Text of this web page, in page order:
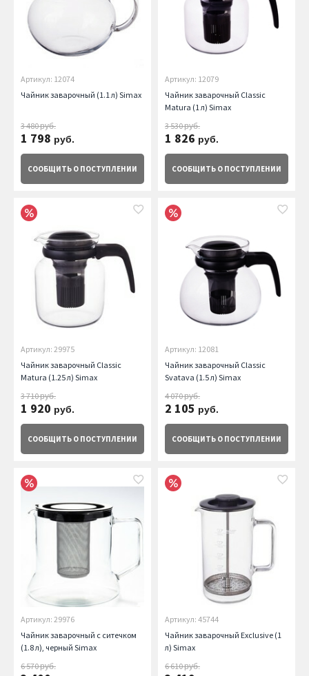
Артикул: 12074
Чайник заварочный (1.1 л) Simax
3 480руб.
1 798 руб.
СООБЩИТЬ О ПОСТУПЛЕНИИ
Артикул: 12079
Чайник заварочный Classic
Matura (1 л) Simax
3 530руб.
1 826 руб.
СООБЩИТЬ О ПОСТУПЛЕНИИ
Артикул: 29975
Чайник заварочный Classic
Matura (1.25 л) Simax
3 710руб.
1 920 руб.
СООБЩИТЬ О ПОСТУПЛЕНИИ
Артикул: 12081
Чайник заварочный Classic
Svatava (1.5 л) Simax
4 070руб.
2 105 руб.
СООБЩИТЬ О ПОСТУПЛЕНИИ
Артикул: 29976
Чайник заварочный с ситечком
(1.8 л), черный Simax
6 570руб.
Артикул: 45744
Чайник заварочный Exclusive (1
л) Simax
6 610руб.